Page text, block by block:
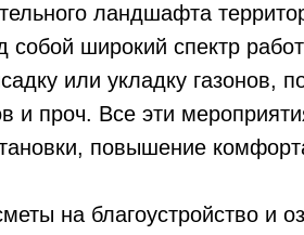
ландшафта
собой широкий спектр
или укладку газонов,
и проч. Все эти
повышение
на благоустройство и